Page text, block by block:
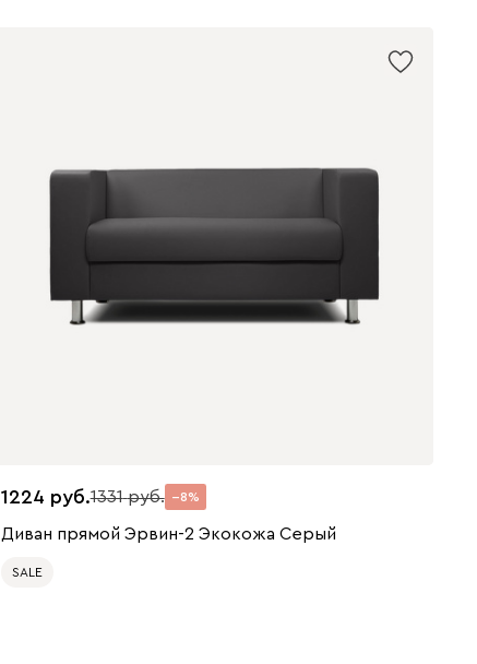
1224 1331 8
Диван прямой Эрвин-2 Экокожа Серый
SALE